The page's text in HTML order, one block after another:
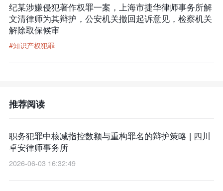
纪某涉嫌侵犯著作权罪一案，上海市捷华律师事务所解
文清律师为其辩护，公安机关撤回起诉意见，检察机关
解除取保候审
#知识产权犯罪
推荐阅读
职务犯罪中核减指控数额与重构罪名的辩护策略 | 四川
卓安律师事务所
2026-06-03 16:32:49